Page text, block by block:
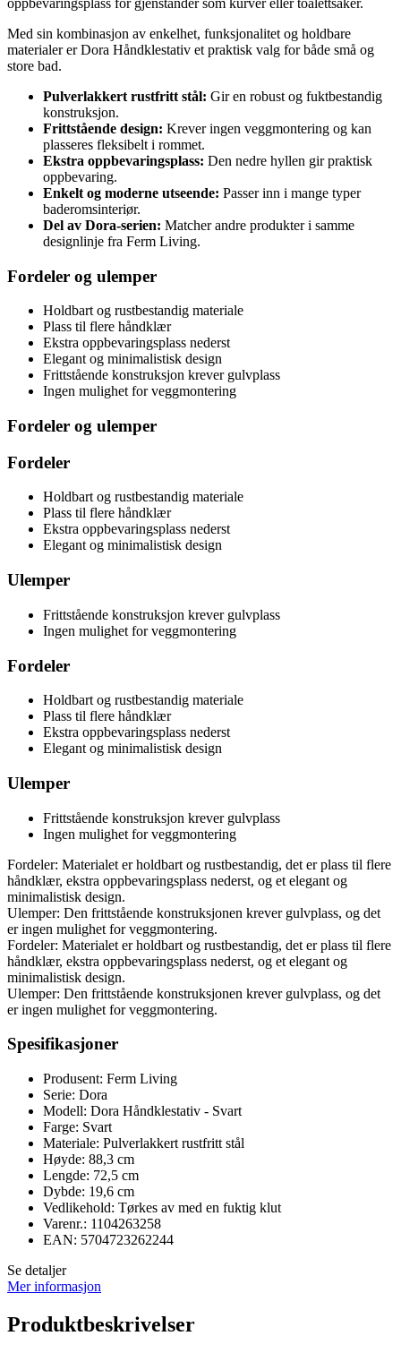
Med sin kombinasjon av enkelhet, funksjonalitet og holdbare
materialer er Dora Håndklestativ et praktisk valg for både små og
store bad.
Pulverlakkert rustfritt stål: Gir en robust og fuktbestandig
konstruksjon.
Frittstående design: Krever ingen veggmontering og kan
plasseres fleksibelt i rommet.
Ekstra oppbevaringsplass: Den nedre hyllen gir praktisk
oppbevaring.
Enkelt og moderne utseende: Passer inn i mange typer
baderomsinteriør.
Del av Dora-serien: Matcher andre produkter i samme
designlinje fra Ferm Living.
Fordeler og ulemper
Holdbart og rustbestandig materiale
Plass til flere håndklær
Ekstra oppbevaringsplass nederst
Elegant og minimalistisk design
Frittstående konstruksjon krever gulvplass
Ingen mulighet for veggmontering
Fordeler og ulemper
Fordeler
Holdbart og rustbestandig materiale
Plass til flere håndklær
Ekstra oppbevaringsplass nederst
Elegant og minimalistisk design
Ulemper
Frittstående konstruksjon krever gulvplass
Ingen mulighet for veggmontering
Fordeler
Holdbart og rustbestandig materiale
Plass til flere håndklær
Ekstra oppbevaringsplass nederst
Elegant og minimalistisk design
Ulemper
Frittstående konstruksjon krever gulvplass
Ingen mulighet for veggmontering
Fordeler: Materialet er holdbart og rustbestandig, det er plass til flere
håndklær, ekstra oppbevaringsplass nederst, og et elegant og
minimalistisk design.
Ulemper: Den frittstående konstruksjonen krever gulvplass, og det
er ingen mulighet for veggmontering.
Fordeler: Materialet er holdbart og rustbestandig, det er plass til flere
håndklær, ekstra oppbevaringsplass nederst, og et elegant og
minimalistisk design.
Ulemper: Den frittstående konstruksjonen krever gulvplass, og det
er ingen mulighet for veggmontering.
Spesifikasjoner
Produsent: Ferm Living
Serie: Dora
Modell: Dora Håndklestativ - Svart
Farge: Svart
Materiale: Pulverlakkert rustfritt stål
Høyde: 88,3 cm
Lengde: 72,5 cm
Dybde: 19,6 cm
Vedlikehold: Tørkes av med en fuktig klut
Varenr.: 1104263258
EAN: 5704723262244
Se detaljer
Mer informasjon
Produktbeskrivelser